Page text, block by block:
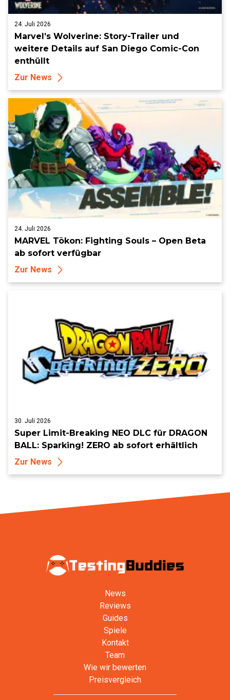
24. Juli 2026
Marvel’s Wolverine: Story-Trailer und
weitere Details auf San Diego Comic-Con
enthüllt
Zur News
24. Juli 2026
MARVEL Tōkon: Fighting Souls – Open Beta
ab sofort verfügbar
Zur News
30. Juli 2026
Super Limit-Breaking NEO DLC für DRAGON
BALL: Sparking! ZERO ab sofort erhältlich
Zur News
News
Reviews
Guides
Spiele
Kontakt
Team
Wie wir bewerten
Preisvergleich